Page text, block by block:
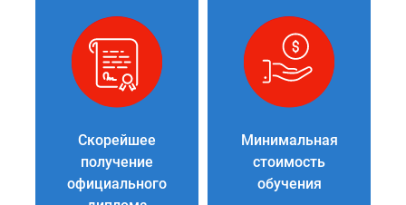
Скорейшее
получение
официального
Минимальная
стоимость
обучения